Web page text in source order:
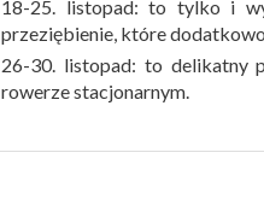
18-25. listopad: to tylko i
przeziębienie, które dodatkowo
26-30. listopad: to delikatny
rowerze stacjonarnym.